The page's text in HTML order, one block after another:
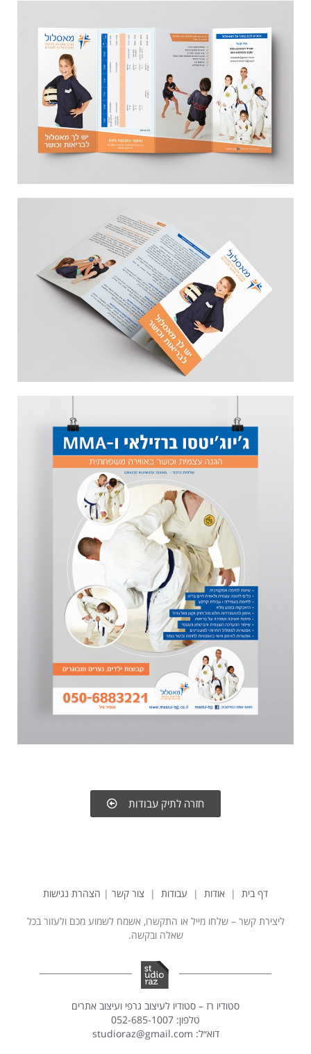
חזרה לתיק עבודות
דף בית | אודות | עבודות | צור קשר | הצהרת נגישות
ליצירת קשר – שלחו מייל או התקשרו, אשמח לשמוע מכם ולעזור בכל
שאלה ובקשה.
סטודיו רז – סטודיו לעיצוב גרפי ועיצוב אתרים
טלפון: 052-685-1007
דוא״ל: studioraz@gmail.com